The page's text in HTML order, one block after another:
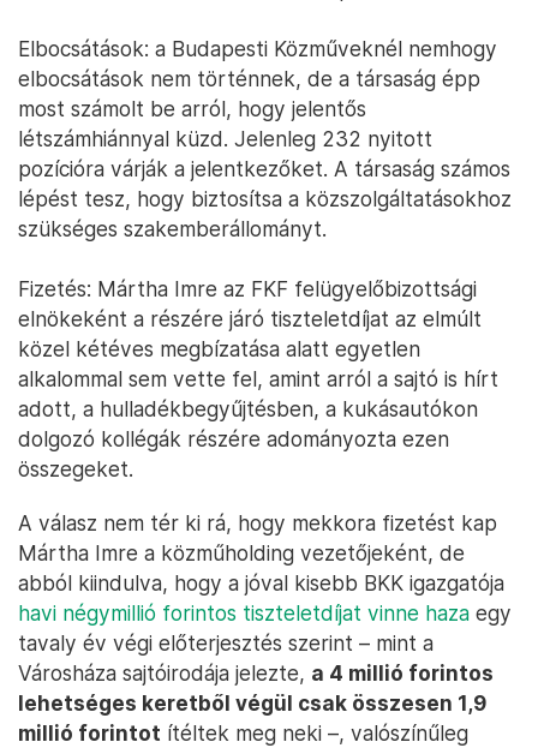
Elbocsátások: a Budapesti Közműveknél nemhogy
elbocsátások nem történnek, de a társaság épp
most számolt be arról, hogy jelentős
létszámhiánnyal küzd. Jelenleg 232 nyitott
pozícióra várják a jelentkezőket. A társaság számos
lépést tesz, hogy biztosítsa a közszolgáltatásokhoz
szükséges szakemberállományt.
Fizetés: Mártha Imre az FKF felügyelőbizottsági
elnökeként a részére járó tiszteletdíjat az elmúlt
közel kétéves megbízatása alatt egyetlen
alkalommal sem vette fel, amint arról a sajtó is hírt
adott, a hulladékbegyűjtésben, a kukásautókon
dolgozó kollégák részére adományozta ezen
összegeket.
A válasz nem tér ki rá, hogy mekkora fizetést kap
Mártha Imre a közműholding vezetőjeként, de
abból kiindulva, hogy a jóval kisebb BKK igazgatója
havi négymillió forintos tiszteletdíjat vinne haza egy
tavaly év végi előterjesztés szerint – mint a
Városháza sajtóirodája jelezte, a 4 millió forintos
lehetséges keretből végül csak összesen 1,9
millió forintot ítéltek meg neki –, valószínűleg